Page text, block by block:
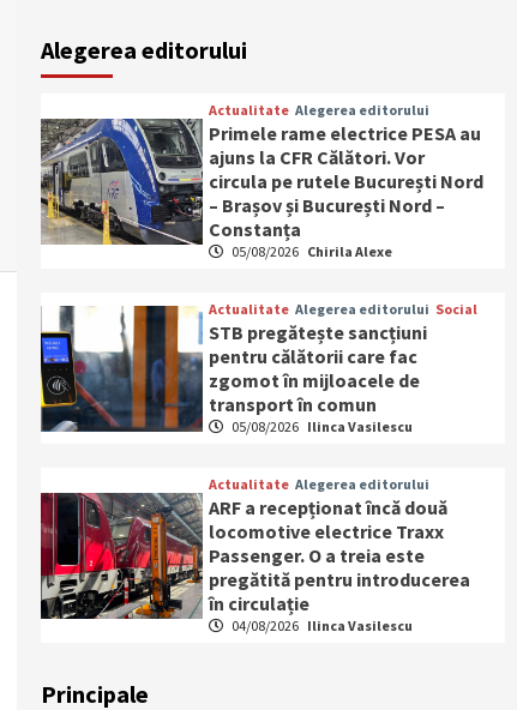
Alegerea editorului
Actualitate Alegerea editorului
Primele rame electrice PESA au
ajuns la CFR Călători. Vor
circula pe rutele București Nord
– Brașov și București Nord –
Constanța
05/08/2026 Chirila Alexe
Actualitate Alegerea editorului Social
STB pregătește sancțiuni
pentru călătorii care fac
zgomot în mijloacele de
transport în comun
05/08/2026 Ilinca Vasilescu
Actualitate Alegerea editorului
ARF a recepționat încă două
locomotive electrice Traxx
Passenger. O a treia este
pregătită pentru introducerea
în circulație
04/08/2026 Ilinca Vasilescu
Principale